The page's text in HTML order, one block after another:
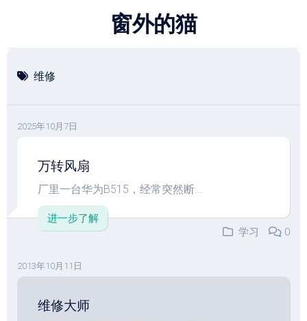
窗外的猫
维修
2025年10月7日
万转风扇
厂里一台华为B515，经常突然断...
进一步了解
学习
0
2013年10月11日
维修大师